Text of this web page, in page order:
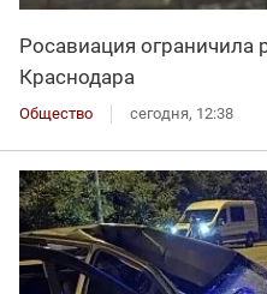
Росавиация ограничила
Краснодара
Общество сегодня, 12:38